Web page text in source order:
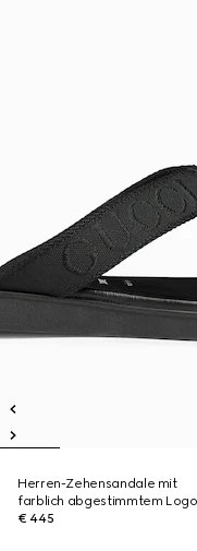
Herren-Zehensandale mit
farblich abgestimmtem Logo
€ 445